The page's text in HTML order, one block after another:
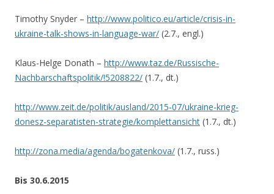
Timothy Snyder – http://www.politico.eu/article/crisis-in-
ukraine-talk-shows-in-language-war/ (2.7., engl.)
Klaus-Helge Donath – http://www.taz.de/Russische-
Nachbarschaftspolitik/!5208822/ (1.7., dt.)
http://www.zeit.de/politik/ausland/2015-07/ukraine-krieg-
donesz-separatisten-strategie/komplettansicht (1.7., dt.)
http://zona.media/agenda/bogatenkova/ (1.7., russ.)
Bis 30.6.2015